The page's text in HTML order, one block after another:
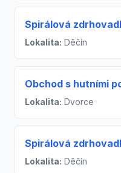
Spirálová
Lokalita: Děčín
Obchod s hutními
Lokalita: Dvorce
Spirálová
Lokalita: Děčín